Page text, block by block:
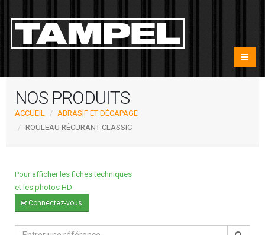
NOS PRODUITS
ACCUEIL
ABRASIF ET DÉCAPAGE
ROULEAU RÉCURANT CLASSIC
Pour afficher les fiches techniques
et les photos HD
Connectez-vous